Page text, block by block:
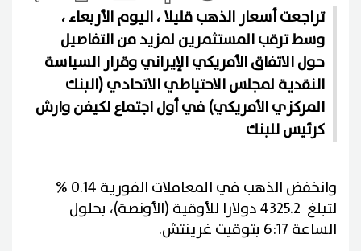
تراجعت أسعار الذهب قليلا ، اليوم الأربعاء ،
وسط ترقب ⁠⁠المستثمرين لمزيد من ⁠⁠التفاصيل
حول الاتفاق الأمريكي الإيراني وقرار السياسة
النقدية لمجلس الاحتياطي الاتحادي (البنك
المركزي الأمريكي) في أول اجتماع لكيفن وارش
كرئيس للبنك
وانخفض الذهب في المعاملات ⁠⁠الفورية 0.14 %
لتبلغ 4325.2 دولارا للأوقية (الأونصة)، بحلول
الساعة 6:17 بتوقيت غرينتش.